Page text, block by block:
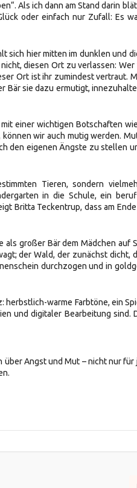
Als ich dann am Stand darin
oder einfach nur Zufall: Es
sich hier mitten im dunklen und
diesen Ort zu verlassen: Wer
Ort ist ihr zumindest vertraut.
Bär sie dazu ermutigt,
einer wichtigen Botschaften
wir auch mutig werden.
den eigenen Ängste zu stellen
Tieren, sondern
in die Schule, ein
Britta Teckentrup, dass am
großer Bär dem Mädchen auf
der Wald, der zunächst dicht,
durchzogen und in
warme Farbtöne, ein
und digitaler Bearbeitung sind.
Angst und Mut – nicht nur für